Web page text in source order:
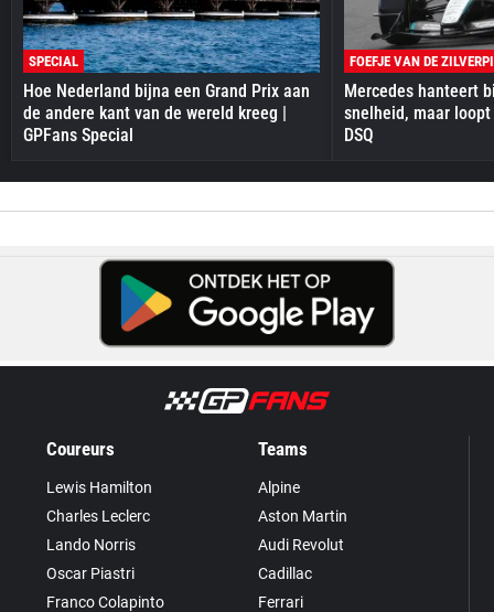
SPECIAL
Hoe Nederland bijna een Grand Prix aan
de andere kant van de wereld kreeg |
GPFans Special
FOEFJE VAN DE
Mercedes hanteert
snelheid, maar
DSQ
Coureurs
Lewis Hamilton
Charles Leclerc
Lando Norris
Oscar Piastri
Franco Colapinto
Teams
Alpine
Aston Martin
Audi Revolut
Cadillac
Ferrari